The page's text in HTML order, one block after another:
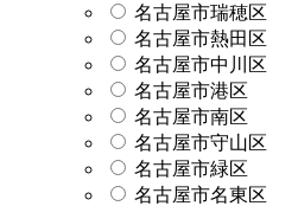
名古屋市瑞穂区
名古屋市熱田区
名古屋市中川区
名古屋市港区
名古屋市南区
名古屋市守山区
名古屋市緑区
名古屋市名東区